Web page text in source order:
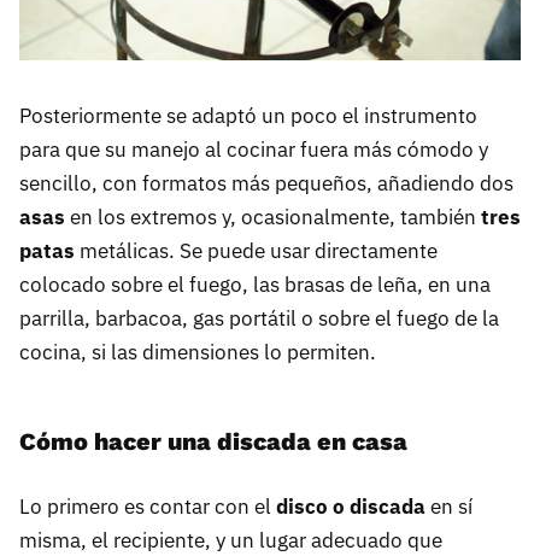
Posteriormente se adaptó un poco el instrumento
para que su manejo al cocinar fuera más cómodo y
sencillo, con formatos más pequeños, añadiendo dos
asas en los extremos y, ocasionalmente, también tres
patas metálicas. Se puede usar directamente
colocado sobre el fuego, las brasas de leña, en una
parrilla, barbacoa, gas portátil o sobre el fuego de la
cocina, si las dimensiones lo permiten.
Cómo hacer una discada en casa
Lo primero es contar con el disco o discadaen sí
misma, el recipiente, y un lugar adecuado que